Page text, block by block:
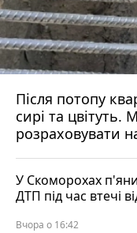
Після потопу
сирі та
розраховувати
У Скоморохах
ДТП під час втечі
Вчора о 16:42